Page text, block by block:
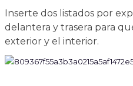
Inserte dos listados por
delantera y trasera para
exterior y el interior.